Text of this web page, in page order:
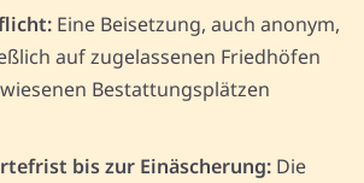
Eine Beisetzung, auch anonym,
auf zugelassenen Friedhöfen
Bestattungsplätzen
bis zur Einäscherung: Die